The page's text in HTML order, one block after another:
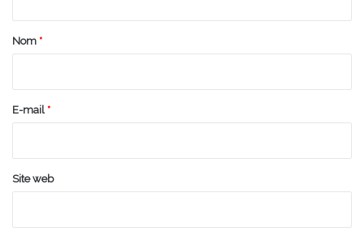
a
e
Nom *
E-mail *
Site web